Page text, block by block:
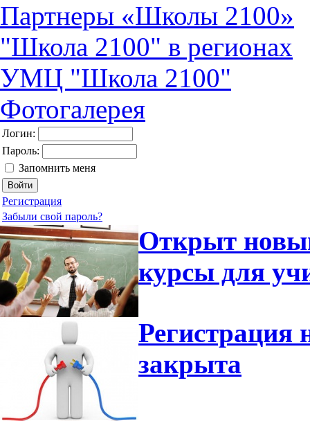
Партнеры «Школы 2100»
"Школа 2100" в регионах
УМЦ "Школа 2100"
Фотогалерея
Логин:
Пароль:
Запомнить меня
Регистрация
Забыли свой пароль?
Открыт
курсы для
Регистрация
закрыта